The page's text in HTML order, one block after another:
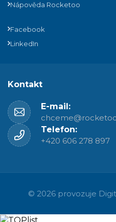
Nápověda Rocketoo
Facebook
LinkedIn
Kontakt
E-mail:
Telefon:
+420 606 278 897
© 2026 provozuje